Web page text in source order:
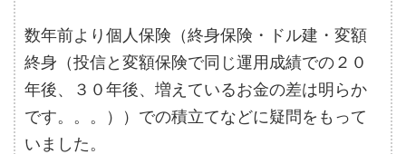
数年前より個人保険（終身保険・ドル建・変額
終身（投信と変額保険で同じ運用成績での２０
年後、３０年後、増えているお金の差は明らか
です。。。））での積立てなどに疑問をもって
いました。